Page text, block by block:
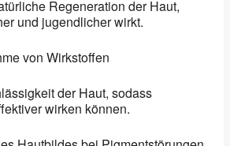
Regeneration der Haut,
und jugendlicher wirkt.
von Wirkstoffen
der Haut, sodass
wirken können.